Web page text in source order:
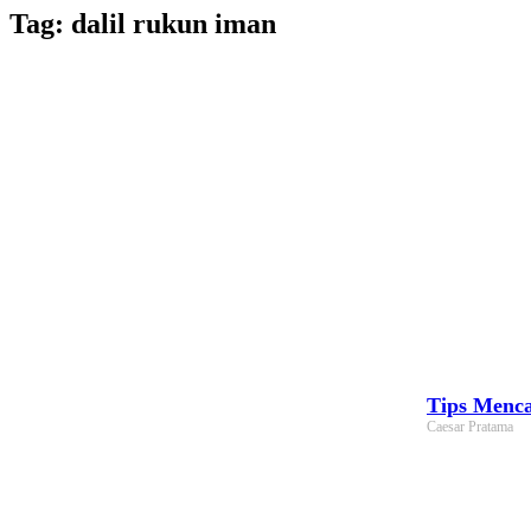
Lewati
ke
Tag: dalil rukun iman
Tips
Caesar Pratama